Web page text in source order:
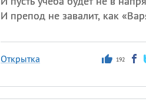
И препод не завалит, как
Открытка 192